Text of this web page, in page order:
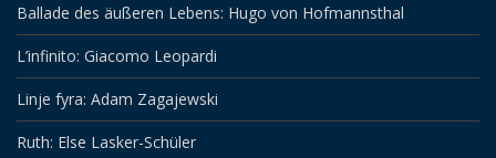
Ballade des äußeren Lebens: Hugo von Hofmannsthal
L’infinito: Giacomo Leopardi
Linje fyra: Adam Zagajewski
Ruth: Else Lasker-Schüler